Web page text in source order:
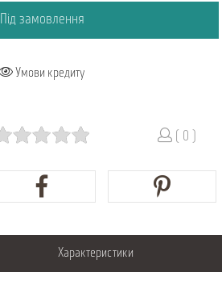
Під замовлення
Умови кредиту
( 0 )
Характеристики